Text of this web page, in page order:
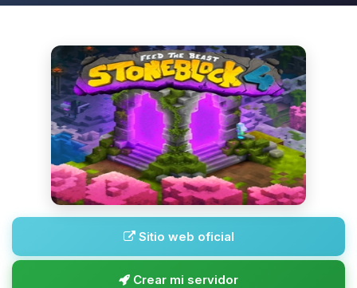
Sitio web oficial
Crear mi servidor